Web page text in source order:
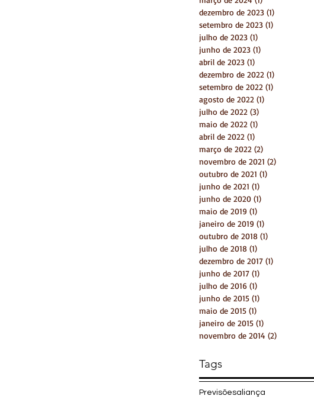
dezembro de 2023 (1)
setembro de 2023 (1)
julho de 2023 (1)
junho de 2023 (1)
abril de 2023 (1)
dezembro de 2022 (1)
setembro de 2022 (1)
agosto de 2022 (1)
julho de 2022 (3)
maio de 2022 (1)
abril de 2022 (1)
março de 2022 (2)
novembro de 2021 (2)
outubro de 2021 (1)
junho de 2021 (1)
junho de 2020 (1)
maio de 2019 (1)
janeiro de 2019 (1)
outubro de 2018 (1)
julho de 2018 (1)
dezembro de 2017 (1)
junho de 2017 (1)
julho de 2016 (1)
junho de 2015 (1)
maio de 2015 (1)
janeiro de 2015 (1)
novembro de 2014 (2)
Tags
Previsõesaliança